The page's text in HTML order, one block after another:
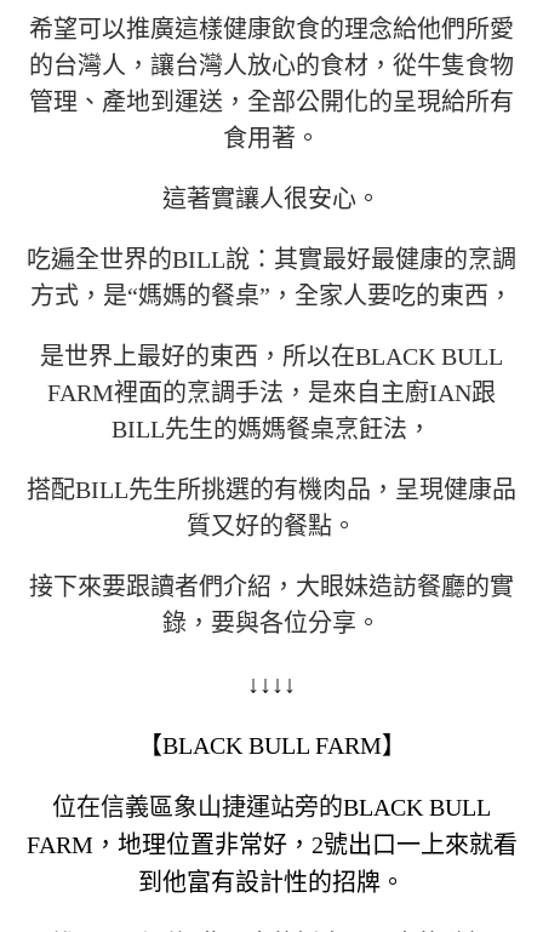
希望可以推廣這樣健康飲食的理念給他們所愛
的台灣人，讓台灣人放心的食材，從牛隻食物
管理、產地到運送，全部公開化的呈現給所有
食用著。
這著實讓人很安心。
吃遍全世界的BILL說：其實最好最健康的烹調
方式，是“媽媽的餐桌”，全家人要吃的東西，
是世界上最好的東西，所以在BLACK BULL
FARM裡面的烹調手法，是來自主廚IAN跟
BILL先生的媽媽餐桌烹飪法，
搭配BILL先生所挑選的有機肉品，呈現健康品
質又好的餐點。
接下來要跟讀者們介紹，大眼妹造訪餐廳的實
錄，要與各位分享。
↓↓↓↓
【BLACK BULL FARM】
位在信義區象山捷運站旁的BLACK BULL
FARM，地理位置非常好，2號出口一上來就看
到他富有設計性的招牌。